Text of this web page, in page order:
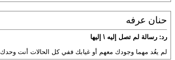
حنان عرفه
رد: رسالة لم تصل إليه \ إليها
لم يعُد مهما وجودك معهم أو غيابك ففي كل الحالات أنت وحدك